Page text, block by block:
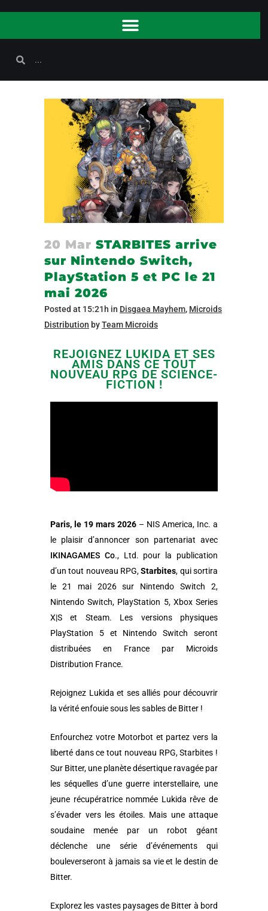
20 Mar STARBITES arrive
sur Nintendo Switch,
PlayStation 5 et PC le 21
mai 2026
Posted at 15:21h in Disgaea Mayhem, Microids
Distribution byTeam Microids
REJOIGNEZ LUKIDA ET SES
AMIS DANS CE TOUT
NOUVEAU RPG DE SCIENCE-
FICTION !
Paris, le 19 mars 2026 – NIS America, Inc. a
le plaisir d’annoncer son partenariat avec
IKINAGAMES Co., Ltd. pour la publication
d’un tout nouveau RPG,Starbites, qui sortira
le 21 mai 2026 sur Nintendo Switch 2,
Nintendo Switch, PlayStation 5, Xbox Series
X|S et Steam. Les versions physiques
PlayStation 5 et Nintendo Switch seront
distribuées en France par Microids
Distribution France.
Rejoignez Lukida et ses alliés pour découvrir
la vérité enfouie sous les sables de Bitter !
Enfourchez votre Motorbot et partez vers la
liberté dans ce tout nouveau RPG, Starbites !
Sur Bitter, une planète désertique ravagée par
les séquelles d’une guerre interstellaire, une
jeune récupératrice nommée Lukida rêve de
s’évader vers les étoiles. Mais une attaque
soudaine menée par un robot géant
déclenche une série d’événements qui
bouleverseront à jamais sa vie et le destin de
Bitter.
Explorez les vastes paysages de Bitter à bord